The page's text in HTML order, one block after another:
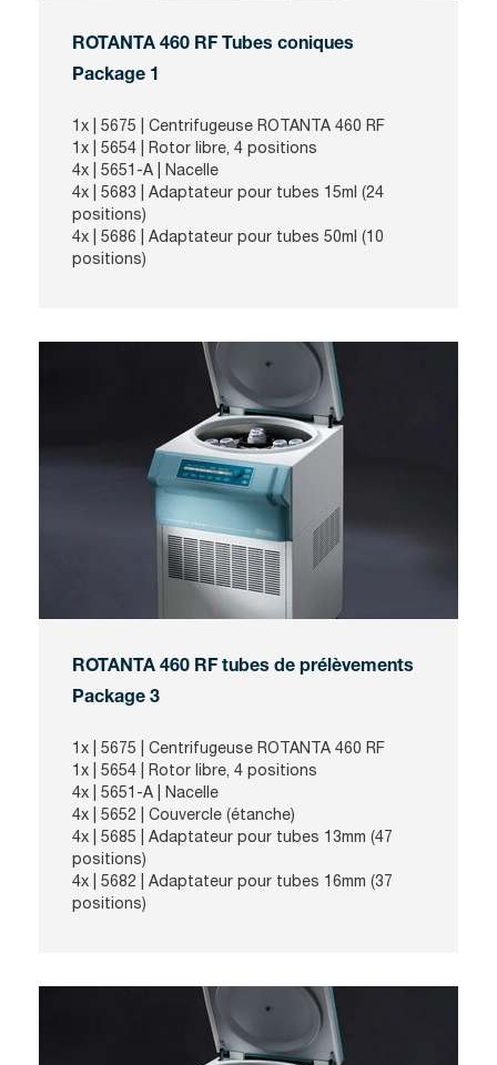
ROTANTA 460 RF Tubes coniques
Package 1
1x | 5675 | Centrifugeuse ROTANTA 460 RF
1x | 5654 | Rotor libre, 4 positions
4x | 5651-A | Nacelle
4x | 5683 | Adaptateur pour tubes 15ml (24
positions)
4x | 5686 | Adaptateur pour tubes 50ml (10
positions)
ROTANTA 460 RF tubes de prélèvements
Package 3
1x | 5675
| Centrifugeuse ROTANTA 460 RF
1x | 5654 | Rotor libre, 4 positions
4x | 5651-A | Nacelle
4x | 5652 | Couvercle (étanche)
4x | 5685 | Adaptateur pour tubes 13mm (47
positions)
4x | 5682 | Adaptateur pour tubes 16mm (37
positions)